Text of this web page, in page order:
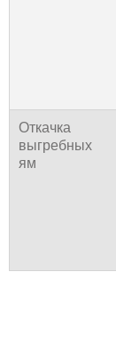
Откачка
выгребных
ям